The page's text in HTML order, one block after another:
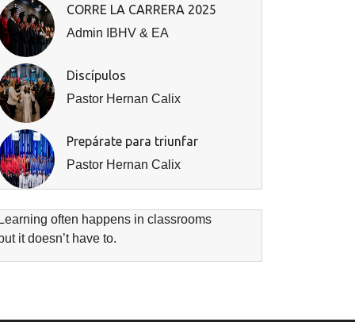
CORRE LA CARRERA 2025
Admin IBHV & EA
Discípulos
Pastor Hernan Calix
Prepárate para triunfar
Pastor Hernan Calix
often happens in classrooms
it doesn’t have to.